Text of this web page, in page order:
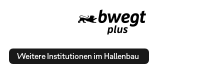
Weitere Institutionen im Hallenbau